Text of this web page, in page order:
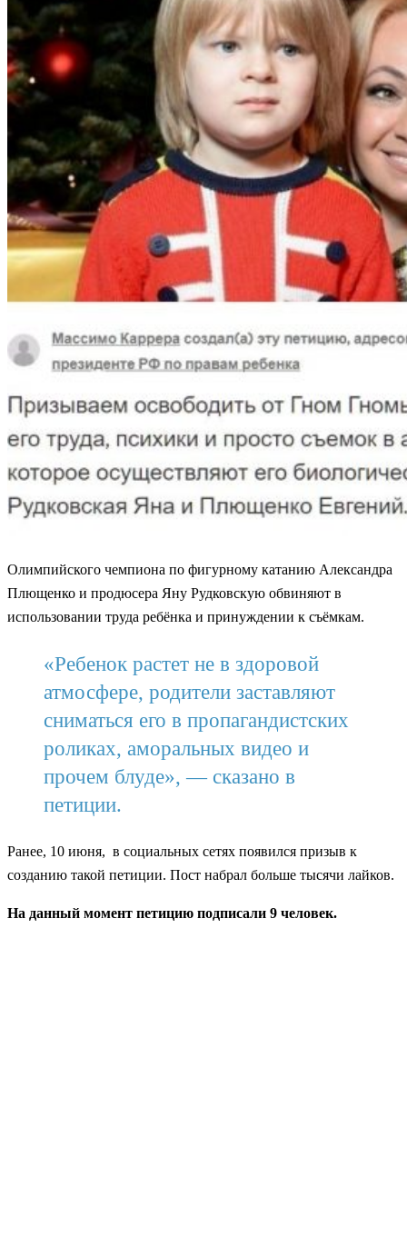
Олимпийского чемпиона по фигурному катанию Александра
Плющенко и продюсера Яну Рудковскую обвиняют в
использовании труда ребёнка и принуждении к съёмкам.
«Ребенок растет не в здоровой
атмосфере, родители заставляют
сниматься его в пропагандистских
роликах, аморальных видео и
прочем блуде», — сказано в
петиции.
Ранее, 10 июня, в социальных сетях появился призыв к
созданию такой петиции. Пост набрал больше тысячи лайков.
На данный момент петицию подписали 9 человек.